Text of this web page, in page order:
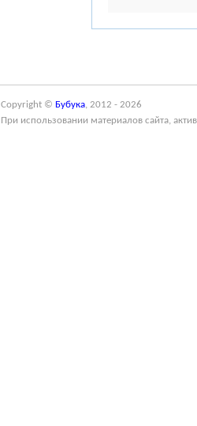
Copyright © Бубука, 2012 - 2026
При использовании материалов сайта,